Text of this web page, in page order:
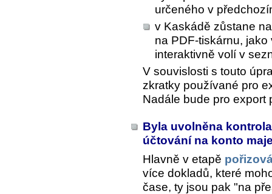
určeného v
v Kaskádě zůstane
na PDF-tiskárnu,
interaktivně volí v
V souvislosti s touto
zkratky používané pro
Nadále bude pro
Byla uvolněna
účtování na konto
Hlavně v etapě
více dokladů, které
čase, ty jsou pak "na